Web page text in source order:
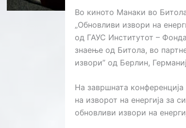
Во киното Манаки во
„Обновливи извори на
од ГАУС Институтот –
знаење од Битола, во
извори” од Берлин,
На завршната
на изворот на енергија за
обновливи извори на